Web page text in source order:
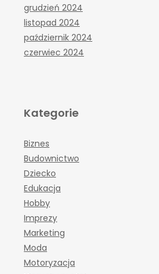
grudzień 2024
listopad 2024
październik 2024
czerwiec 2024
Kategorie
Biznes
Budownictwo
Dziecko
Edukacja
Hobby
Imprezy
Marketing
Moda
Motoryzacja